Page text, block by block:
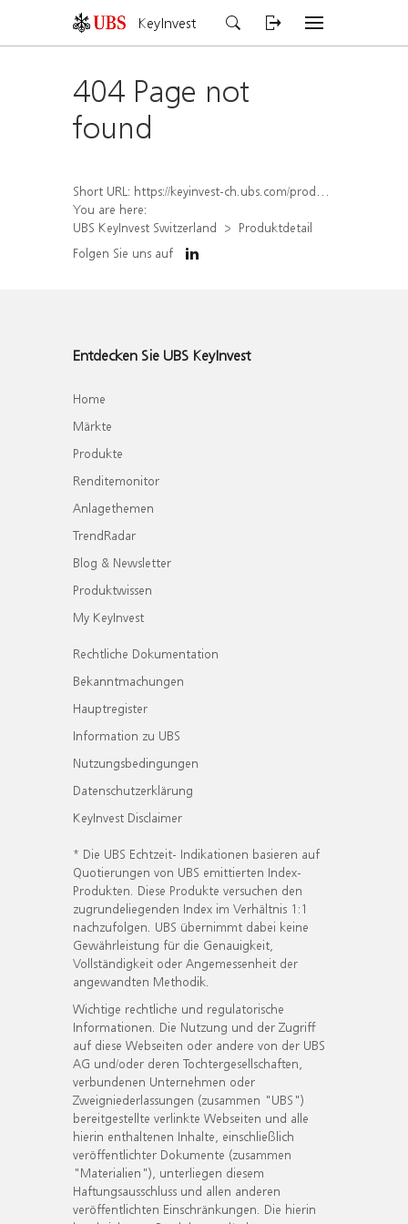
KeyInvest
404 Page not
found
Short URL: https://keyinvest-ch.ubs.com/produkt/detail/index/isin/CH1574367053
You are here:
UBS KeyInvest Switzerland
Produktdetail
Folgen Sie uns auf
Entdecken Sie UBS KeyInvest
Home
Märkte
Produkte
Renditemonitor
Anlagethemen
TrendRadar
Blog & Newsletter
Produktwissen
My KeyInvest
Rechtliche Dokumentation
Bekanntmachungen
Hauptregister
Information zu UBS
Nutzungsbedingungen
Datenschutzerklärung
KeyInvest Disclaimer
* Die UBS Echtzeit- Indikationen basieren auf
Quotierungen von UBS emittierten Index-
Produkten. Diese Produkte versuchen den
zugrundeliegenden Index im Verhältnis 1:1
nachzufolgen. UBS übernimmt dabei keine
Gewährleistung für die Genauigkeit,
Vollständigkeit oder Angemessenheit der
angewandten Methodik.
Wichtige rechtliche und regulatorische
Informationen. Die Nutzung und der Zugriff
auf diese Webseiten oder andere von der UBS
AG und/oder deren Tochtergesellschaften,
verbundenen Unternehmen oder
Zweigniederlassungen (zusammen "UBS")
bereitgestellte verlinkte Webseiten und alle
hierin enthaltenen Inhalte, einschließlich
veröffentlichter Dokumente (zusammen
"Materialien"), unterliegen diesem
Haftungsausschluss und allen anderen
veröffentlichten Einschränkungen. Die hierin